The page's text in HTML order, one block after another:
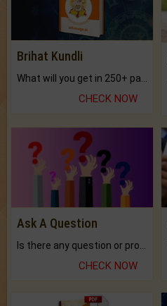
Brihat Kundli
CHECK NOW
Ask A Question
CHECK NOW